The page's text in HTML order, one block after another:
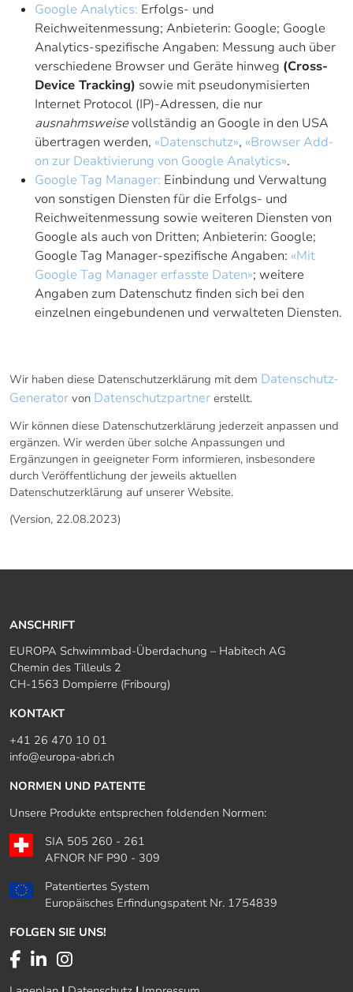
Google Analytics: Erfolgs- und
Reichweitenmessung; Anbieterin: Google; Google
Analytics-spezifische Angaben: Messung auch über
verschiedene Browser und Geräte hinweg (Cross-
Device Tracking) sowie mit pseudonymisierten
Internet Protocol (IP)-Adressen, die nur
ausnahmsweisevollständig an Google in den USA
übertragen werden, «Datenschutz», «Browser Add-
on zur Deaktivierung von Google Analytics».
Google Tag Manager: Einbindung und Verwaltung
von sonstigen Diensten für die Erfolgs- und
Reichweitenmessung sowie weiteren Diensten von
Google als auch von Dritten; Anbieterin: Google;
Google Tag Manager-spezifische Angaben: «Mit
Google Tag Manager erfasste Daten»; weitere
Angaben zum Datenschutz finden sich bei den
einzelnen eingebundenen und verwalteten Diensten.
Wir haben diese Datenschutzerklärung mit dem Datenschutz-
Generator von Datenschutzpartner erstellt.
Wir können diese Datenschutzerklärung jederzeit anpassen und
ergänzen. Wir werden über solche Anpassungen und
Ergänzungen in geeigneter Form informieren, insbesondere
durch Veröffentlichung der jeweils aktuellen
Datenschutzerklärung auf unserer Website.
(Version, 22.08.2023)
ANSCHRIFT
EUROPA Schwimmbad-Überdachung – Habitech AG
Chemin des Tilleuls 2
CH-1563 Dompierre (Fribourg)
KONTAKT
+41 26 470 10 01
info@europa-abri.ch
NORMEN UND PATENTE
Unsere Produkte entsprechen foldenden Normen:
SIA 505 260 - 261
AFNOR NF P90 - 309
Patentiertes System
Europäisches Erfindungspatent Nr. 1754839
FOLGEN SIE UNS!